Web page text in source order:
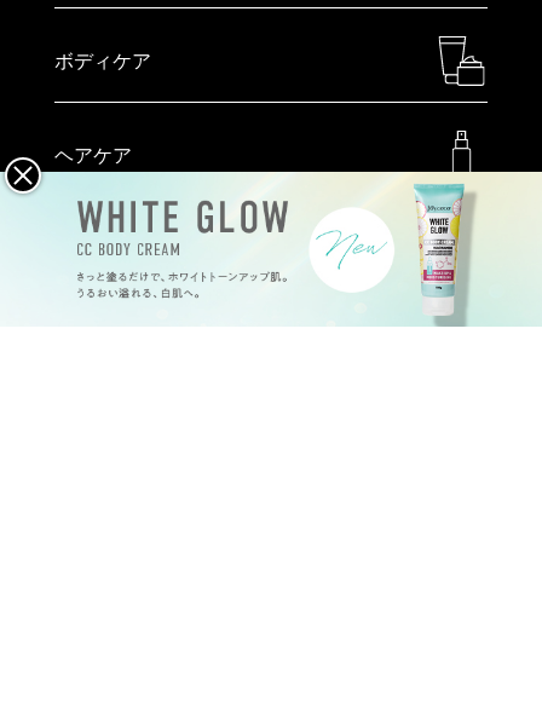
ボディケア
ヘアケア
メイクアップ